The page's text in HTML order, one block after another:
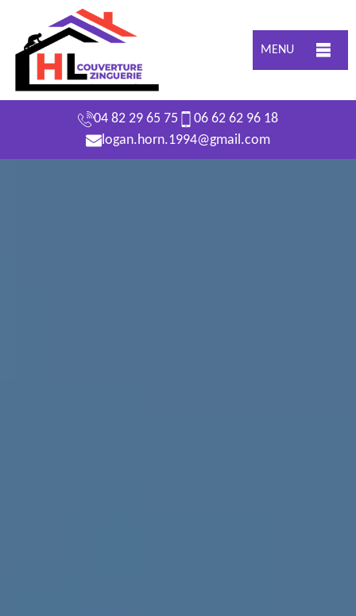
MENU
04 82 29 65 75
06 62 62 96 18
logan.horn.1994@gmail.com